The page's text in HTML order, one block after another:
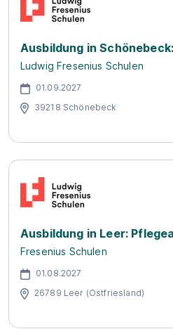
Ausbildung in
Ludwig Fresenius Schulen
01.09.2027
39218 Schönebeck
Ausbildung in Leer:
Fresenius Schulen
01.08.2027
26789 Leer (Ostfriesland)